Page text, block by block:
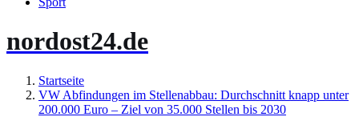
nordost24.de
Startseite
VW Abfindungen im Stellenabbau: Durchschnitt knapp unter
200.000 Euro – Ziel von 35.000 Stellen bis 2030